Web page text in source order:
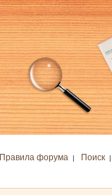
Правила форума | Поиск|